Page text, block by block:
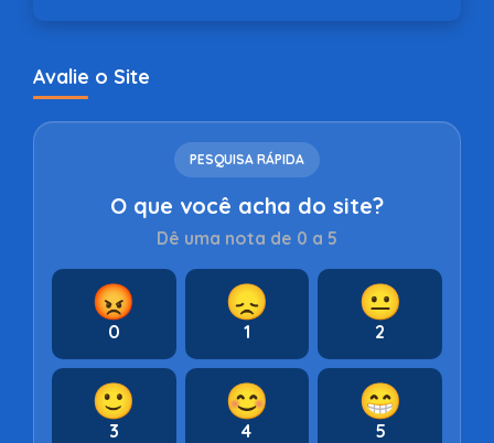
Avalie o Site
PESQUISA RÁPIDA
O que você acha do site?
Dê uma nota de 0 a 5
😡
0
😞
1
😐
2
🙂
3
😊
4
😁
5